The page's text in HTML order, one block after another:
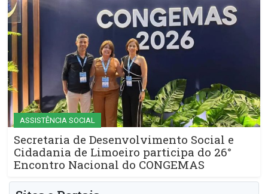
ASSISTÊNCIA SOCIAL
Secretaria de Desenvolvimento Social e
Cidadania de Limoeiro participa do 26°
Encontro Nacional do CONGEMAS